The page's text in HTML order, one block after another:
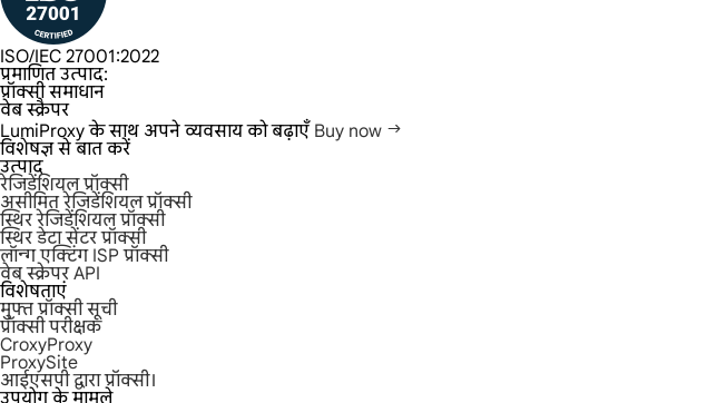
ISO/IEC 27001:2022
प्रमाणित उत्पाद:
प्रॉक्सी समाधान
वेब स्क्रैपर
LumiProxy के साथ अपने व्यवसाय को बढ़ाएँ Buy now
विशेषज्ञ से बात करें
उत्पाद
रेजिडेंशियल प्रॉक्सी
असीमित रेजिडेंशियल प्रॉक्सी
स्थिर रेजिडेंशियल प्रॉक्सी
स्थिर डेटा सेंटर प्रॉक्सी
लॉन्ग एक्टिंग ISP प्रॉक्सी
वेब स्क्रेपर API
विशेषताएं
मुफ्त प्रॉक्सी सूची
प्रॉक्सी परीक्षक
CroxyProxy
ProxySite
आईएसपी द्वारा प्रॉक्सी।
उपयोग के मामले